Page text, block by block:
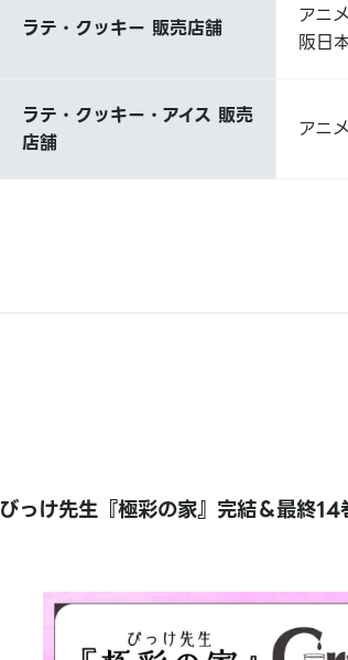
ラテ・クッキー 販売店舗
アニ
阪日
ラテ・クッキー・アイス 販売
店舗
アニ
びっけ先生『極彩の家』完結＆最終